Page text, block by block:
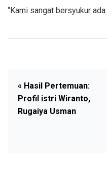
“Kami sangat bersyukur
« Hasil Pertemuan:
Profil istri Wiranto,
Rugaiya Usman